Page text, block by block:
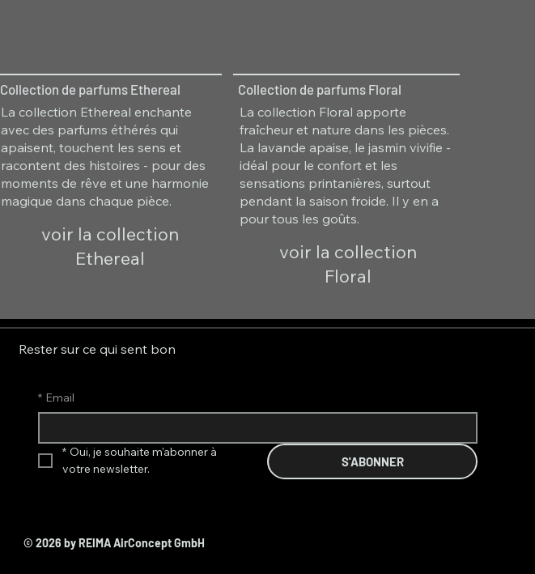
Collection de parfums Ethereal
La collection Ethereal enchante
avec des parfums éthérés qui
apaisent, touchent les sens et
racontent des histoires - pour des
moments de rêve et une harmonie
magique dans chaque pièce.
voir la collection
Ethereal
Collection de parfums Floral
La collection Floral apporte
fraîcheur et nature dans les pièces.
La lavande apaise, le jasmin vivifie -
idéal pour le confort et les
sensations printanières, surtout
pendant la saison froide. Il y en a
pour tous les goûts.
voir la collection
Floral
Rester sur ce qui sent bon
* Email
* Oui, je souhaite m'abonner à
votre newsletter.
S'ABONNER
© 2026 by REIMA AirConcept GmbH